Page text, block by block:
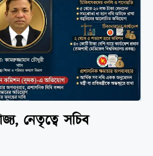
নেতৃত্বে সচিব